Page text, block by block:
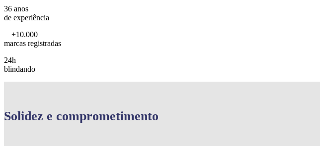
36 anos
de experiência
+10.000
marcas registradas
24h
blindando
Solidez e comprometimento